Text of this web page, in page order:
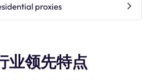
proxies
业领先特点